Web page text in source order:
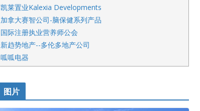
凯莱置业Kalexia Developments
加拿大赛智公司-脑保健系列产品
国际注册执业营养师公会
新趋势地产--多伦多地产公司
呱呱电器
开明车行KS CAR SALES & SERVICE
皇后金融集团
铁木尔商业注册服务
图片